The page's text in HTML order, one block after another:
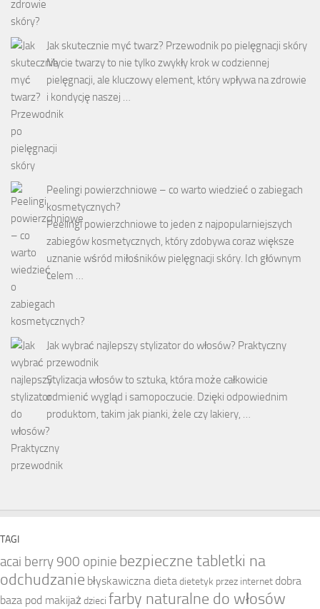
Jak skutecznie myć twarz? Przewodnik po pielęgnacji skóry
Mycie twarzy to nie tylko zwykły krok w codziennej
pielęgnacji, ale kluczowy element, który wpływa na zdrowie
i kondycję naszej …
Peelingi powierzchniowe – co warto wiedzieć o zabiegach
kosmetycznych?
Peelingi powierzchniowe to jeden z najpopularniejszych
zabiegów kosmetycznych, który zdobywa coraz większe
uznanie wśród miłośników pielęgnacji skóry. Ich głównym
celem …
Jak wybrać najlepszy stylizator do włosów? Praktyczny
przewodnik
Stylizacja włosów to sztuka, która może całkowicie
odmienić wygląd i samopoczucie. Dzięki odpowiednim
produktom, takim jak pianki, żele czy lakiery, …
TAGI
acai berry 900 opinie bezpieczne tabletki na
odchudzanie błyskawiczna dietadietetyk przez internet dobra
baza pod makijażdzieci farby naturalne do włosów